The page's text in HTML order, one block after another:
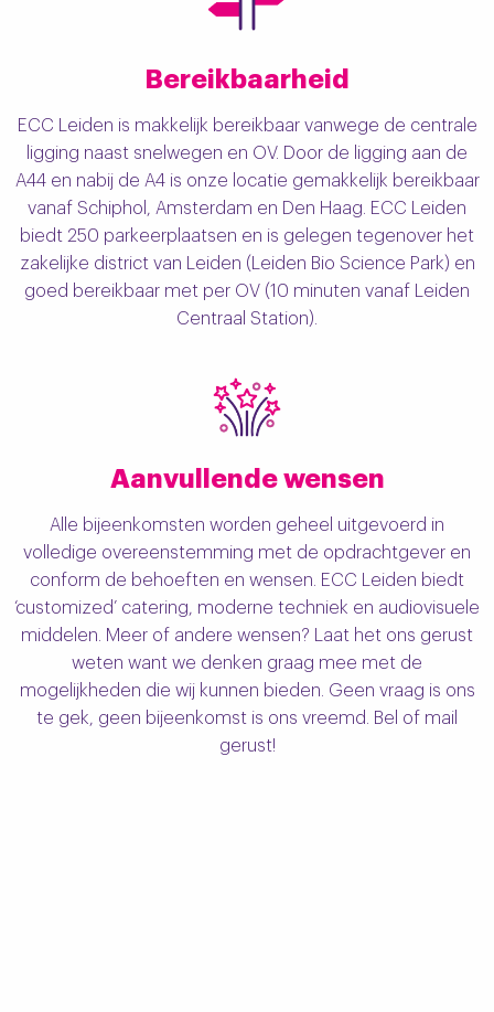
Bereikbaarheid
ECC Leiden is makkelijk bereikbaar vanwege de centrale
ligging naast snelwegen en OV. Door de ligging aan de
A44 en nabij de A4 is onze locatie gemakkelijk bereikbaar
vanaf Schiphol, Amsterdam en Den Haag. ECC Leiden
biedt 250 parkeerplaatsen en is gelegen tegenover het
zakelijke district van Leiden (Leiden Bio Science Park) en
goed bereikbaar met per OV (10 minuten vanaf Leiden
Centraal Station).
Aanvullende wensen
Alle bijeenkomsten worden geheel uitgevoerd in
volledige overeenstemming met de opdrachtgever en
conform de behoeften en wensen. ECC Leiden biedt
‘customized’ catering, moderne techniek en audiovisuele
middelen. Meer of andere wensen? Laat het ons gerust
weten want we denken graag mee met de
mogelijkheden die wij kunnen bieden. Geen vraag is ons
te gek, geen bijeenkomst is ons vreemd. Bel of mail
gerust!